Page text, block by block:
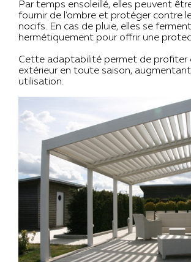
Par temps ensoleillé, elles peuvent
fournir de l'ombre et protéger contre
nocifs. En cas de pluie, elles se ferment
hermétiquement pour offrir une
Cette adaptabilité permet de profiter
extérieur en toute saison,
utilisation.